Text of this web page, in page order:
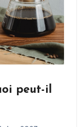
peut-il